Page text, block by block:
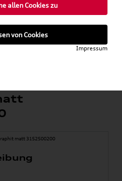
»
M, graphit matt
allen Cookies zu
von Cookies
Impressum